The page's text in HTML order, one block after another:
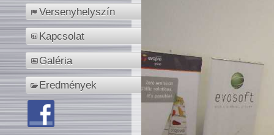
Versenyhelyszín
Kapcsolat
Galéria
Eredmények